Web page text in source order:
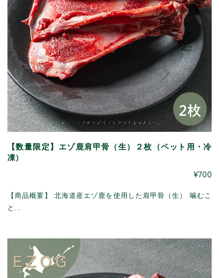
【数量限定】エゾ鹿肩甲骨（生）２枚（ペット用・冷
凍）
¥700
【商品概要】 北海道産エゾ鹿を使用した肩甲骨（生） 噛むこ
と...